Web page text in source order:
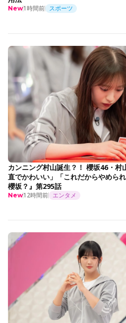
New1時間前 スポーツ
カンニング村山誕生？！ 櫻坂46・村
直でかわいい」「これだからやめら
櫻坂？』第295話
New12時間前 エンタメ